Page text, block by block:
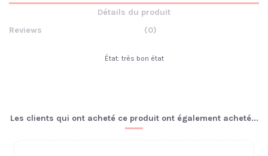
Détails du produit
Reviews
(0)
État: très bon état
Les clients qui ont acheté ce produit ont également acheté...